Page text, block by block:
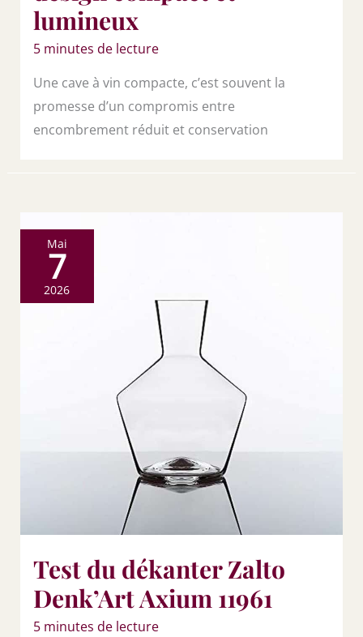
lumineux
5 minutes de lecture
Une cave à vin compacte, c’est souvent la
promesse d’un compromis entre
encombrement réduit et conservation
Mai
7
2026
Test du dékanter Zalto
Denk’Art Axium 11961
5 minutes de lecture